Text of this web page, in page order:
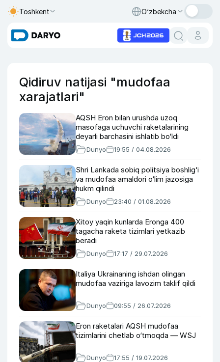
Toshkent O‘zbekcha
Qidiruv natijasi "mudofaa
xarajatlari"
AQSH Eron bilan urushda uzoq
masofaga uchuvchi raketalarining
deyarli barchasini ishlatib bo‘ldi
Dunyo 19:55 / 04.08.2026
Shri Lankada sobiq politsiya boshlig‘i
va mudofaa amaldori o‘lim jazosiga
hukm qilindi
Dunyo 23:40 / 01.08.2026
Xitoy yaqin kunlarda Eronga 400
tagacha raketa tizimlari yetkazib
beradi
Dunyo 17:17 / 29.07.2026
Italiya Ukrainaning ishdan olingan
mudofaa vaziriga lavozim taklif qildi
Dunyo 09:55 / 26.07.2026
Eron raketalari AQSH mudofaa
tizimlarini chetlab o‘tmoqda — WSJ
Dunyo 17:55 / 19.07.2026